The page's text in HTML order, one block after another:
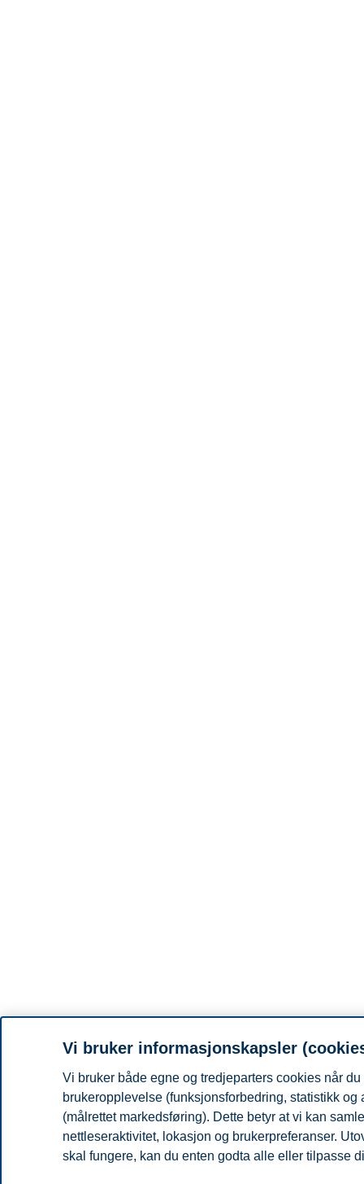
Vi bruker informasjonskapsler
Vi bruker både egne og tredjeparters cookies når
brukeropplevelse (funksjonsforbedring, statistikk
(målrettet markedsføring). Dette betyr at vi kan
nettleseraktivitet, lokasjon og brukerpreferanser.
skal fungere, kan du enten godta alle eller tilpasse